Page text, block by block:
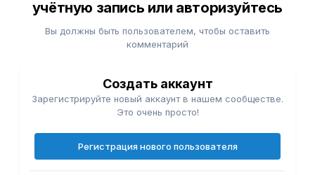
учётную запись или авторизуйтесь
Вы должны быть пользователем, чтобы оставить
комментарий
Создать аккаунт
Зарегистрируйте новый аккаунт в нашем сообществе.
Это очень просто!
Регистрация нового пользователя